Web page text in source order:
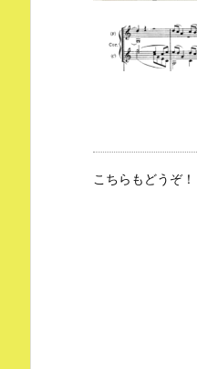
こちらもどうぞ！